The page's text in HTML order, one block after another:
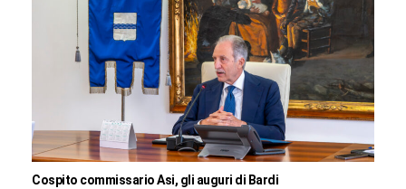
Cospito commissario Asi, gli auguri di Bardi